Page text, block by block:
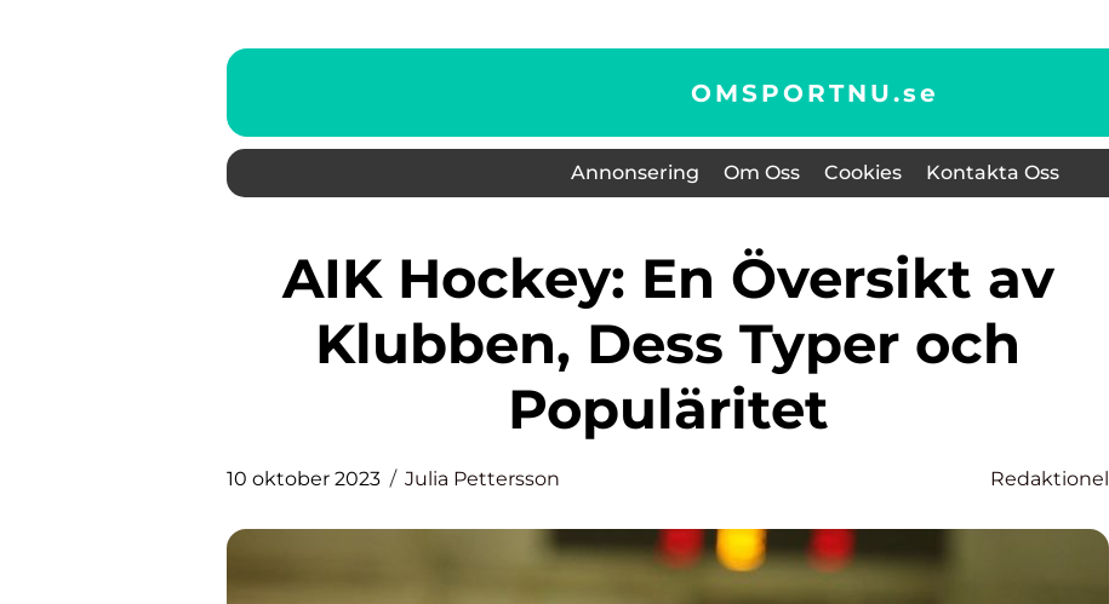
OMSPORTNU.se
Annonsering Om Oss Cookies Kontakta Oss
AIK Hockey: En Översikt av
Klubben, Dess Typer och
Populäritet
10 oktober 2023 Julia Pettersson Redaktionel